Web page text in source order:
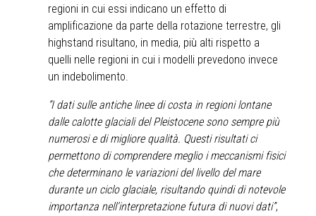
regioni in cui essi indicano un effetto di
amplificazione da parte della rotazione terrestre, gli
highstand risultano, in media, più alti rispetto a
quelli nelle regioni in cui i modelli prevedono invece
un indebolimento.
“I dati sulle antiche linee di costa in regioni lontane
dalle calotte glaciali del Pleistocene sono sempre più
numerosi e di migliore qualità. Questi risultati ci
permettono di comprendere meglio i meccanismi fisici
che determinano le variazioni del livello del mare
durante un ciclo glaciale, risultando quindi di notevole
importanza nell’interpretazione futura di nuovi dati”,